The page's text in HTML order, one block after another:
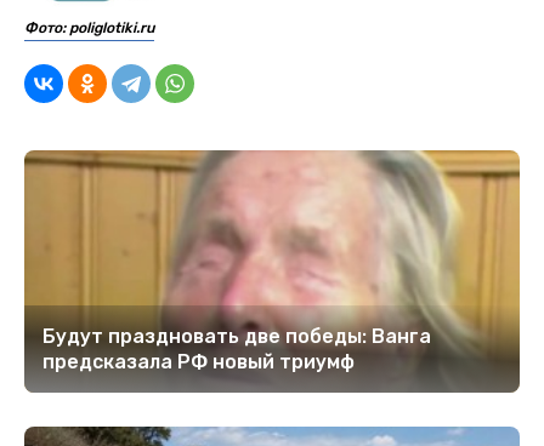
Фото: poliglotiki.ru
Будут праздновать две победы: Ванга
предсказала РФ новый триумф